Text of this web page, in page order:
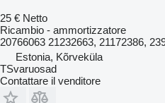
25 € Netto
Ricambio - ammortizzatore
20766063 21232663, 21172386,
Estonia, Kõrveküla
TSvaruosad
Contattare il venditore